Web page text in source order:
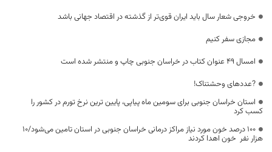
خروجی شعار سال باید ایران قوی‌تر از گذشته در اقتصاد جهانی باشد
مجازی سفر کنیم
امسال ۴۹ عنوان کتاب در خراسان جنوبی چاپ و منتشر شده است
?عددهای وحشتناک!
استان خراسان جنوبی برای سومین ماه پیاپی، پایین ترین نرخ تورم در کشور را
کسب کرد
۱۰۰ درصد خون مورد نیاز مراکز درمانی خراسان جنوبی در استان تامین می‌شود/۱۰
هزار نفر خون اهدا کردند